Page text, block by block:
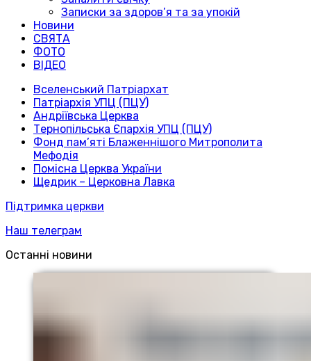
Записки за здоров’я та за упокій
Новини
СВЯТА
ФОТО
ВІДЕО
Вселенський Патріархат
Патріархія УПЦ (ПЦУ)
Андріївська Церква
Тернопільська Єпархія УПЦ (ПЦУ)
Фонд пам’яті Блаженнішого Митрополита
Мефодія
Помісна Церква України
Щедрик – Церковна Лавка
Підтримка церкви
Наш телеграм
Останні новини